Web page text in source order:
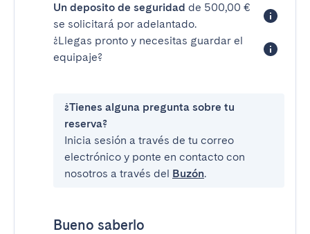
Un deposito de seguridad de 500,00 €
se solicitará por adelantado.
¿Llegas pronto y necesitas guardar el
equipaje?
¿Tienes alguna pregunta sobre tu
reserva?
Inicia sesión a través de tu correo
electrónico y ponte en contacto con
nosotros a través del Buzón.
Bueno saberlo